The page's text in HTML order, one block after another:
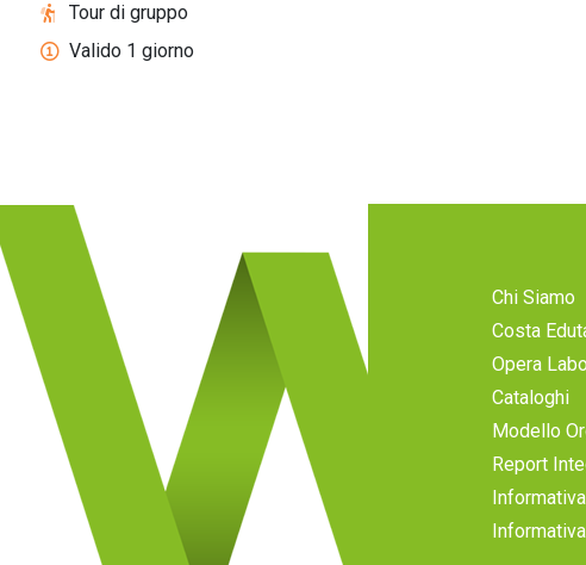
Tour di gruppo
Valido 1 giorno
Chi Siamo
Costa
Opera
Cataloghi
Modello
Report